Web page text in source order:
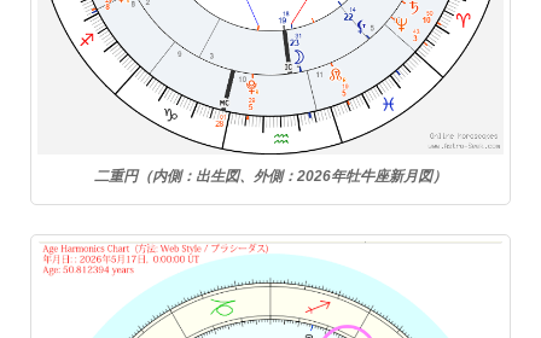
二重円（内側：出生図、外側：2026年牡牛座新月図）